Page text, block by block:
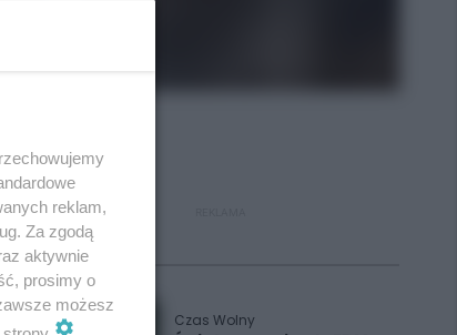
Czas Wolny
reklam,
Za zgodą
aktywnie
prosimy o
możesz